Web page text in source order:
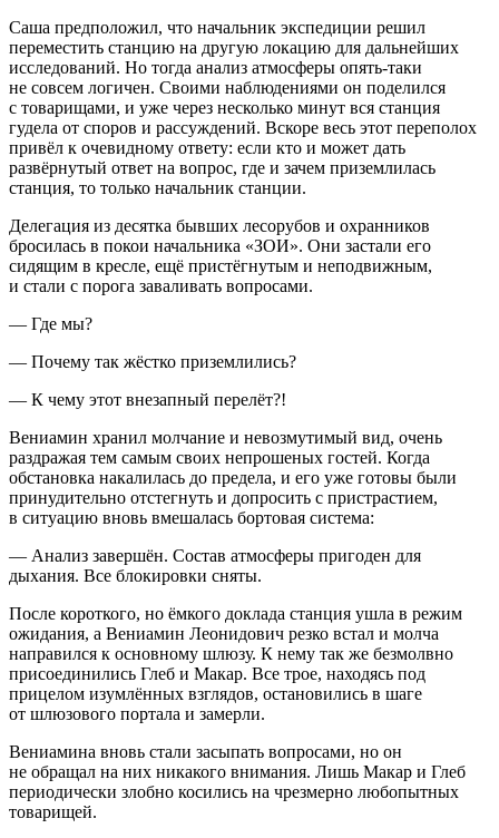
Саша предположил, что начальник экспедиции решил
переместить станцию на другую локацию для дальнейших
исследований. Но тогда анализ атмосферы опять-таки
не совсем логичен. Своими наблюдениями он поделился
с товарищами, и уже через несколько минут вся станция
гудела от споров и рассуждений. Вскоре весь этот переполох
привёл к очевидному ответу: если кто и может дать
развёрнутый ответ на вопрос, где и зачем приземлилась
станция, то только начальник станции.
Делегация из десятка бывших лесорубов и охранников
бросилась в покои начальника «ЗОИ». Они застали его
сидящим в кресле, ещё пристёгнутым и неподвижным,
и стали с порога заваливать вопросами.
— Где мы?
— Почему так жёстко приземлились?
— К чему этот внезапный перелёт?!
Вениамин хранил молчание и невозмутимый вид, очень
раздражая тем самым своих непрошеных гостей. Когда
обстановка накалилась до предела, и его уже готовы были
принудительно отстегнуть и допросить с пристрастием,
в ситуацию вновь вмешалась бортовая система:
— Анализ завершён. Состав атмосферы пригоден для
дыхания. Все блокировки сняты.
После короткого, но ёмкого доклада станция ушла в режим
ожидания, а Вениамин Леонидович резко встал и молча
направился к основному шлюзу. К нему так же безмолвно
присоединились Глеб и Макар. Все трое, находясь под
прицелом изумлённых взглядов, остановились в шаге
от шлюзового портала и замерли.
Вениамина вновь стали засыпать вопросами, но он
не обращал на них никакого внимания. Лишь Макар и Глеб
периодически злобно косились на чрезмерно любопытных
товарищей.